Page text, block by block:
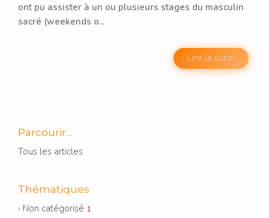
ont pu assister à un ou plusieurs stages du masculin
sacré (weekends o...
› Lire la suite…
Parcourir…
Tous les articles
Thématiques
Non catégorisé 1